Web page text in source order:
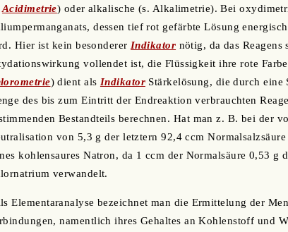
Acidimetrie) oder alkalische (s. Alkalimetrie). Bei
dessen tief rot gefärbte Lösung
Hier ist kein besonderer Indikator nötig, da das
vollendet ist, die Flüssigkeit ihre rote
) dient als IndikatorStärkelösung, die durch eine
des bis zum Eintritt der Endreaktion verbrauchten
Bestandteils berechnen. Hat man z. B. bei der
von 5,3 g der letztern 92,4 ccm
kohlensaures Natron, da 1 ccm der Normalsäure 0,53 g
verwandelt.
Elementaranalyse bezeichnet man die Ermittelung der
namentlich ihres Gehaltes an Kohlenstoff und